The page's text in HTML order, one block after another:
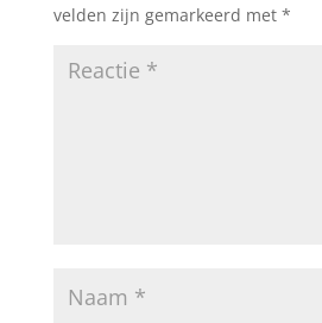
velden zijn gemarkeerd met *